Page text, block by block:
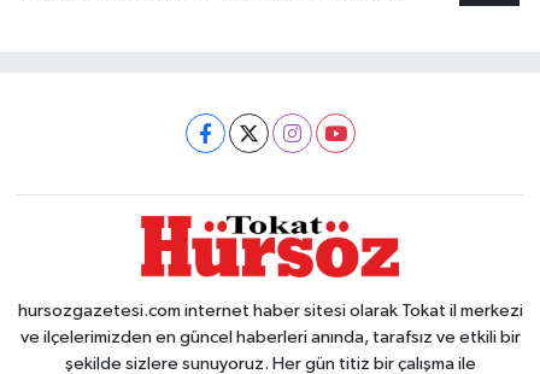
hursozgazetesi.com internet haber sitesi olarak Tokat il merkezi
ve ilçelerimizden en güncel haberleri anında, tarafsız ve etkili bir
şekilde sizlere sunuyoruz. Her gün titiz bir çalışma ile